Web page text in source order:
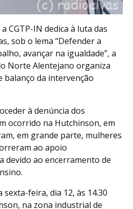
CGTP-IN dedica à luta das
sob o lema “Defender a
avançar na igualdade”, a
Norte Alentejano organiza
balanço da intervenção
à denúncia dos
ocorrido na Hutchinson, em
em grande parte, mulheres
ao apoio
devido ao encerramento de
feira, dia 12, às 14.30
na zona industrial de